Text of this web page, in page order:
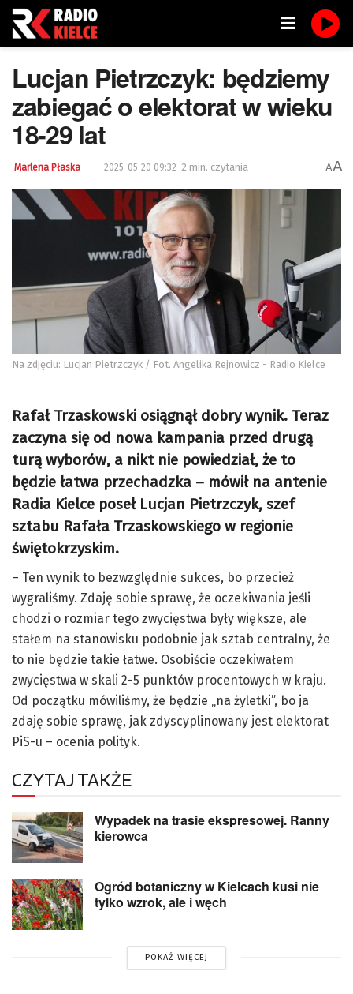
Lucjan Pietrzczyk: będziemy
zabiegać o elektorat w wieku
18-29 lat
Marlena Płaska 2025-05-20 09:32 2 min. czytania AA
Na zdjęciu: Lucjan Pietrzczyk / Fot. Angelika Rejnowicz - Radio Kielce
Rafał Trzaskowski osiągnął dobry wynik. Teraz
zaczyna się od nowa kampania przed drugą
turą wyborów, a nikt nie powiedział, że to
będzie łatwa przechadzka – mówił na antenie
Radia Kielce poseł Lucjan Pietrzczyk, szef
sztabu Rafała Trzaskowskiego w regionie
świętokrzyskim.
– Ten wynik to bezwzględnie sukces, bo przecież
wygraliśmy. Zdaję sobie sprawę, że oczekiwania jeśli
chodzi o rozmiar tego zwycięstwa były większe, ale
stałem na stanowisku podobnie jak sztab centralny, że
to nie będzie takie łatwe. Osobiście oczekiwałem
zwycięstwa w skali 2-5 punktów procentowych w kraju.
Od początku mówiliśmy, że będzie „na żyletki”, bo ja
zdaję sobie sprawę, jak zdyscyplinowany jest elektorat
PiS-u – ocenia polityk.
CZYTAJ TAKŻE
Wypadek na trasie ekspresowej. Ranny
kierowca
Ogród botaniczny w Kielcach kusi nie
tylko wzrok, ale i węch
POKAŻ WIĘCEJ